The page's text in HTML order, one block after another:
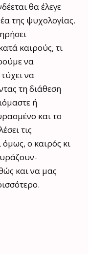
θα έλεγε
της ψυχολογίας.
καιρούς, τι
να
να
τη διάθεση
ή
και το
τις
όμως, ο καιρός κι
και να μας